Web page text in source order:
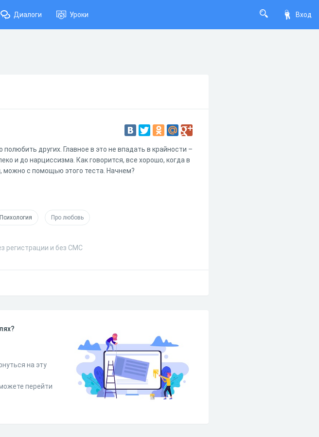
Вход
Диалоги Уроки
других. Главное в это не впадать в крайности –
и до нарциссизма. Как говорится, все хорошо, когда в
можно с помощью этого теста. Начнем?
Психология Про любовь
регистрации и без СМС
на эту
перейти